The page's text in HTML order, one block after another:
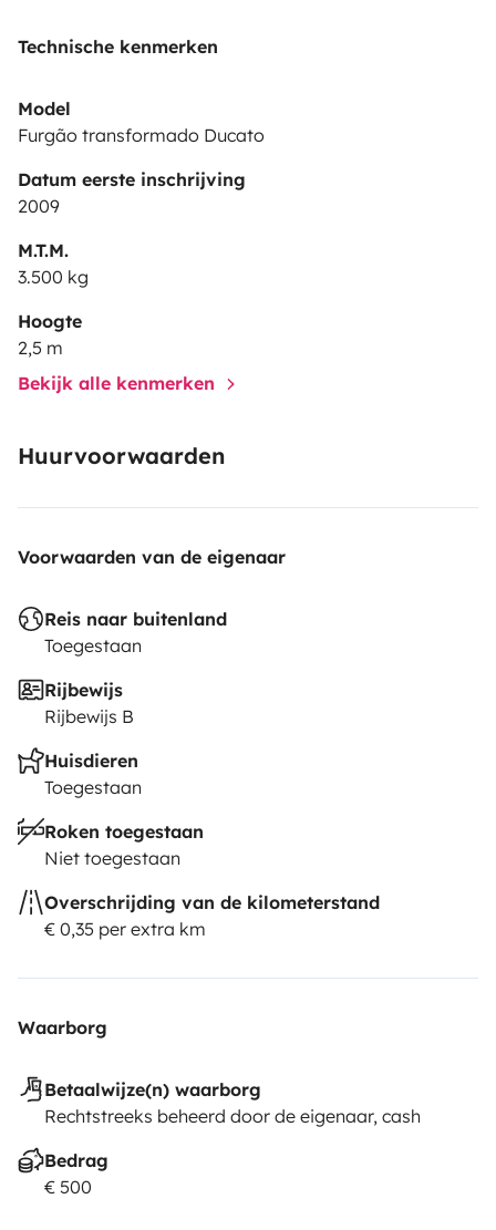
O QUE ESTÁ INCLUIDO :
- Maquina de café (sobre pedido)
Technische kenmerken
Model
Furgão transformado Ducato
Datum eerste inschrijving
2009
M.T.M.
3.500 kg
Hoogte
2,5 m
Bekijk alle kenmerken
Huurvoorwaarden
Voorwaarden van de eigenaar
Reis naar buitenland
Toegestaan
Rijbewijs
Rijbewijs B
Huisdieren
Toegestaan
Roken toegestaan
Niet toegestaan
Overschrijding van de kilometerstand
€ 0,35 per extra km
Waarborg
Betaalwijze(n) waarborg
Rechtstreeks beheerd door de eigenaar, cash
Bedrag
€ 500